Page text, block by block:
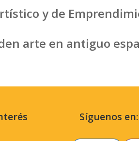
y de
arte en antiguo
Síguenos en: